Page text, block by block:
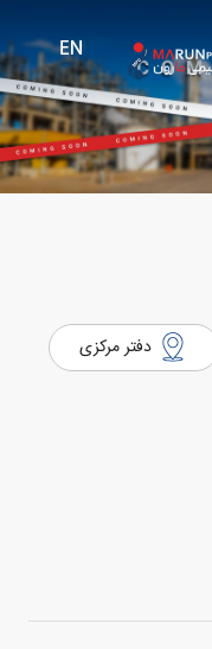
دفتر مرکزی